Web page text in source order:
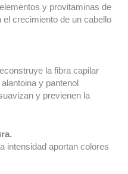
y provitaminas de
crecimiento de un cabello
la fibra capilar
y pantenol
y previenen la
intensidad aportan colores